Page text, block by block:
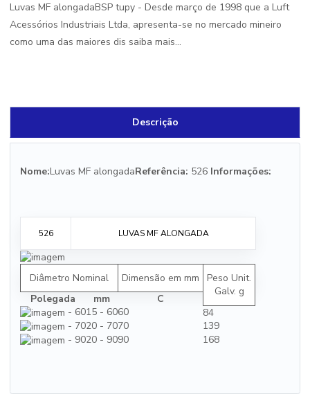
Luvas MF alongadaBSP tupy - Desde março de 1998 que a Luft
Acessórios Industriais Ltda, apresenta-se no mercado mineiro
como uma das maiores dis saiba mais...
Descrição
Nome:Luvas MF alongadaReferência: 526 Informações:
526 LUVAS MF ALONGADA
Diâmetro Nominal Dimensão em mm
Peso Unit.
Galv. g
Polegada mm
C
- 6015 - 6060
84
- 7020 - 7070
139
- 9020 - 9090 168